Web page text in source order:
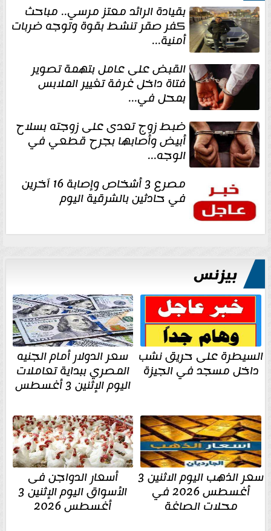
بقيادة الرائد معتز مرسي.. مباحث
كفر صقر تنشط بقوة وتوجه ضربات
أمنية...
القبض على عامل بتهمة تصوير
فتاة داخل غرفة تغيير الملابس
بمحل في...
ضبط زوج تعدى على زوجته بسلاح
أبيض وأصابها بجرح قطعي في
الوجه...
مصرع 3 أشخاص وإصابة 16 آخرين
في حادثين بالشرقية اليوم
بيزنس
السيطرة على حريق نشب
داخل مسجد في الجيزة
سعر الدولار أمام الجنيه
المصري ببداية تعاملات
اليوم الإثنين 3 أغسطس
سعر الذهب اليوم الاثنين 3
أغسطس 2026 في
محلات الصاغة
أسعار الدواجن فى
الأسواق اليوم الإثنين 3
أغسطس 2026